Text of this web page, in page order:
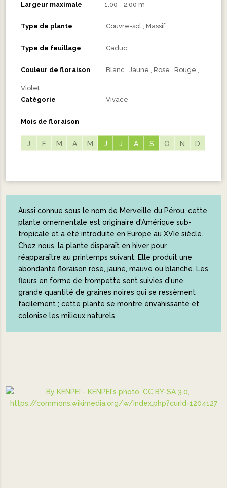
Largeur maximale 1.00 - 2.00 m
Type de plante Couvre-sol Massif
Type de feuillage Caduc
Couleur de floraison Blanc Jaune Rose Rouge
Violet
Catégorie
Vivace
Mois de floraison
J F M A M J J A S O N D
J J A S
Aussi connue sous le nom de Merveille du Pérou, cette
plante ornementale est originaire d'Amérique sub-
tropicale et a été introduite en Europe au XVIe siècle.
Chez nous, la plante disparaît en hiver pour
réapparaître au printemps suivant. Elle produit une
abondante floraison rose, jaune, mauve ou blanche. Les
fleurs en forme de trompette sont suivies d'une
grande quantité de graines noires qui se ressèment
facilement ; cette plante se montre envahissante et
colonise les milieux naturels.